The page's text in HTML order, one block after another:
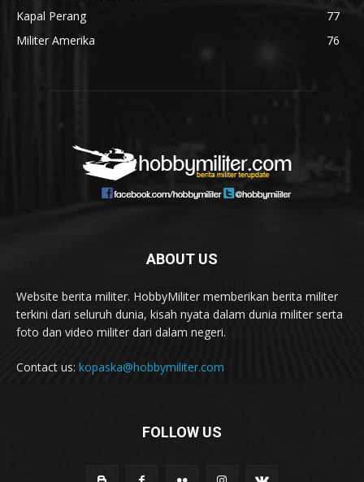
Kapal Perang
77
Militer Amerika
76
ABOUT US
Website berita militer. HobbyMiliter memberikan berita militer
terkini dari seluruh dunia, kisah nyata dalam dunia militer serta
foto dan video militer dari dalam negeri.
Contact us: kopaska@hobbymiliter.com
FOLLOW US